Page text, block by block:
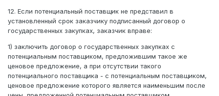
12. Если потенциальный поставщик не представил в
установленный срок заказчику подписанный договор о
государственных закупках, заказчик вправе:
1) заключить договор о государственных закупках с
потенциальным поставщиком, предложившим такое же
ценовое предложение, а при отсутствии такого
потенциального поставщика - с потенциальным поставщиком,
ценовое предложение которого является наименьшим после